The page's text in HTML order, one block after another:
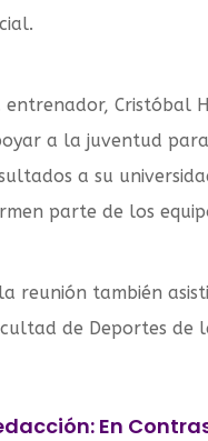
entrenador, Cristóbal
a la juventud
a su
parte de los
reunión también
de Deportes de
En